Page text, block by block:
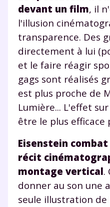
devant un film, il
l'illusion
transparence. Des
directement à lui
et le faire réagir
gags sont réalisés
est plus proche de
Lumière... L'effet
être le plus efficace
Eisenstein
récit
montage vertical.
donner au son une
seule illustration de